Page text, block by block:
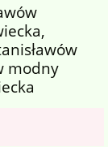
modny